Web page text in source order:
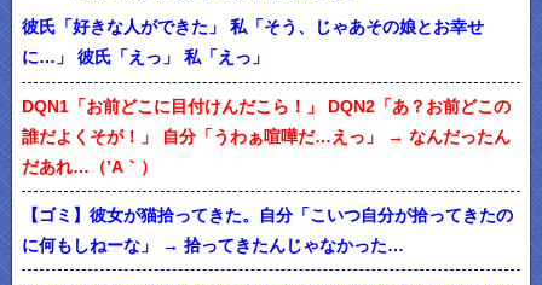
彼氏「好きな人ができた」 私「そう、じゃあその娘とお幸せ
に…」 彼氏「えっ」 私「えっ」
DQN1「お前どこに目付けんだこら！」 DQN2「あ？お前どこの
誰だよくそが！」 自分「うわぁ喧嘩だ…えっ」 → なんだったん
だあれ…（’A｀）
【ゴミ】彼女が猫拾ってきた。自分「こいつ自分が拾ってきたの
に何もしねーな」 → 拾ってきたんじゃなかった…